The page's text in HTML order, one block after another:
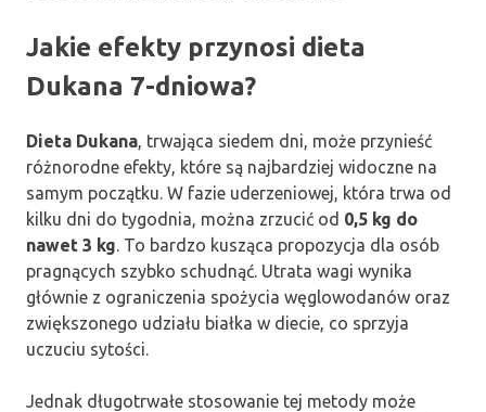
Jakie efekty przynosi dieta
Dukana 7-dniowa?
Dieta Dukana, trwająca siedem dni, może przynieść
różnorodne efekty, które są najbardziej widoczne na
samym początku. W fazie uderzeniowej, która trwa od
kilku dni do tygodnia, można zrzucić od 0,5 kg do
nawet 3 kg. To bardzo kusząca propozycja dla osób
pragnących szybko schudnąć. Utrata wagi wynika
głównie z ograniczenia spożycia węglowodanów oraz
zwiększonego udziału białka w diecie, co sprzyja
uczuciu sytości.
Jednak długotrwałe stosowanie tej metody może